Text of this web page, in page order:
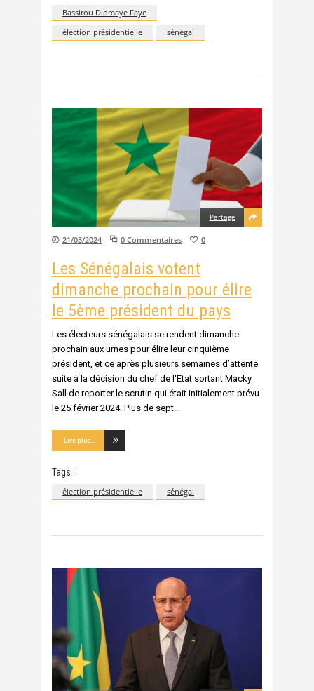
Bassirou Diomaye Faye
élection présidentielle
sénégal
Partage
21/03/2024 0 Commentaires 0
Les Sénégalais votent
dimanche prochain pour élire
le 5ème président du pays
Les électeurs sénégalais se rendent dimanche
prochain aux urnes pour élire leur cinquième
président, et ce après plusieurs semaines d’attente
suite à la décision du chef de l'Etat sortant Macky
Sall de reporter le scrutin qui était initialement prévu
le 25 février 2024. Plus de sept
Lire plus...
Tags :
élection présidentielle sénégal